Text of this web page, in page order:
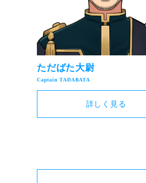
ただばた大尉
詳しく見る